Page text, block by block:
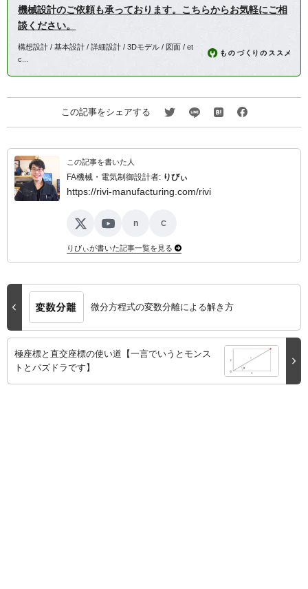
機械設計のご依頼も承っております。こちらからお気軽にご相
談ください。
構想設計 / 基本設計 / 詳細設計 / 3Dモデル / 図面 / et
c...
この記事をシェアする
この記事を書いた人
FA機械・電気制御設計者: りびぃ
https://rivi-manufacturing.com/rivi
X YouTube
n C
りびぃが書いた記事一覧を見る
微分方程式の変数分離による解き方
極座標と直交座標の使い道【一言でいうとモンス
トとパズドラです】